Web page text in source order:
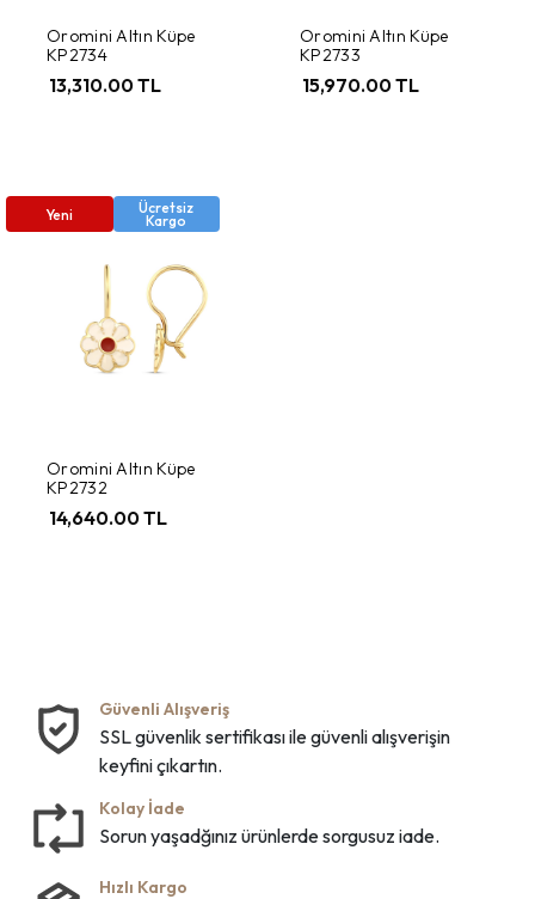
Oromini Altın Küpe
KP2734
13,310.00 TL
Oromini Altın Küpe
KP2733
15,970.00 TL
Yeni Ücretsiz
Kargo
Oromini Altın Küpe
KP2732
14,640.00 TL
Güvenli Alışveriş
SSL güvenlik sertifikası ile güvenli alışverişin
keyfini çıkartın.
Kolay İade
Sorun yaşadğınız ürünlerde sorgusuz iade.
Hızlı Kargo